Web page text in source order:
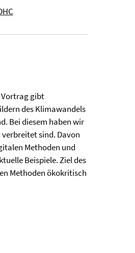
Vortrag gibt
des Klimawandels
Bei diesem haben wir
sind. Davon
Methoden und
Beispiele. Ziel des
Methoden ökokritisch